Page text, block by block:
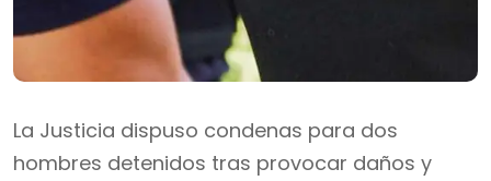
La Justicia dispuso condenas para dos
hombres detenidos tras provocar daños y